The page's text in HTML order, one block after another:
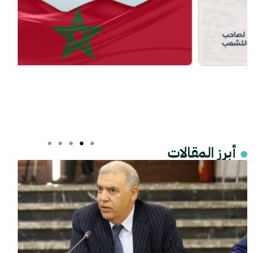
أبرز المقالات